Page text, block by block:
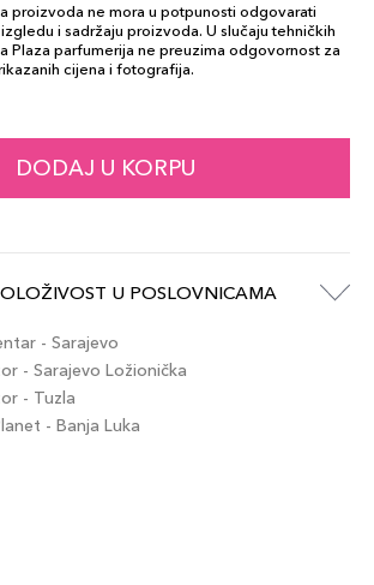
proizvoda ne mora u potpunosti odgovarati
i sadržaju proizvoda. U slučaju tehničkih
Plaza parfumerija ne preuzima odgovornost za
cijena i fotografija.
DODAJ U KORPU
U POSLOVNICAMA
- Sarajevo
- Sarajevo Ložionička
- Tuzla
- Banja Luka